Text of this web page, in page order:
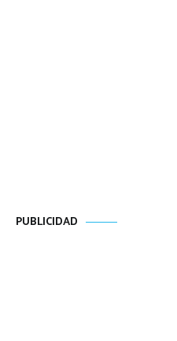
PUBLICIDAD